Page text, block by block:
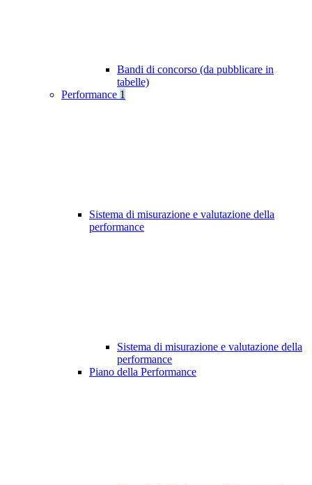
Bandi di concorso (da pubblicare in
tabelle)
Performance 1
Sistema di misurazione e valutazione della
performance
Sistema di misurazione e valutazione della
performance
Piano della Performance